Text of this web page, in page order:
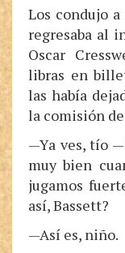
Los condujo a
regresaba al
Oscar
libras en
las había
la comisión
—Ya ves, tío
muy bien
jugamos
así, Bassett?
—Así es, niño.